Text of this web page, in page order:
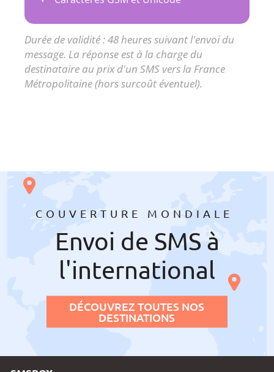
Durée de validité : 48 heures suivant l'envoi du
message. La réponse est à la charge du
destinataire au prix d'un SMS vers la France
Métropolitaine (hors surcoût éventuel).
COUVERTURE MONDIALE
Envoi de SMS à
l'international
DÉCOUVREZ TOUTES NOS
DESTINATIONS